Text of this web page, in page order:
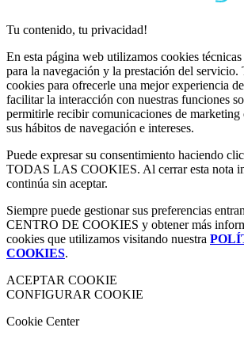
Tu contenido, tu privacidad!
En esta página web utilizamos cookies técnicas
para la navegación y la prestación del servicio.
cookies para ofrecerle una mejor experiencia
facilitar la interacción con nuestras funciones
permitirle recibir comunicaciones de marketing
sus hábitos de navegación e intereses.
Puede expresar su consentimiento haciendo
TODAS LAS COOKIES. Al cerrar esta nota
continúa sin aceptar.
Siempre puede gestionar sus preferencias
CENTRO DE COOKIES y obtener más
cookies que utilizamos visitando nuestra
COOKIES.
ACEPTAR COOKIE
CONFIGURAR COOKIE
Cookie Center